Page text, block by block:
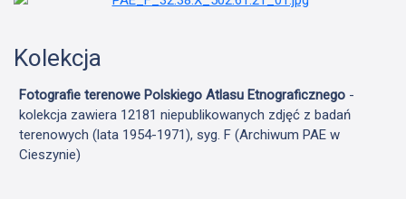
Kolekcja
Fotografie terenowe Polskiego Atlasu Etnograficznego -
kolekcja zawiera 12181 niepublikowanych zdjęć z badań
terenowych (lata 1954-1971), syg. F (Archiwum PAE w
Cieszynie)